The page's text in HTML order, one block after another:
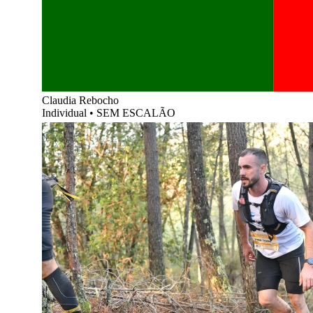
Claudia Rebocho
Individual • SEM ESCALÃO